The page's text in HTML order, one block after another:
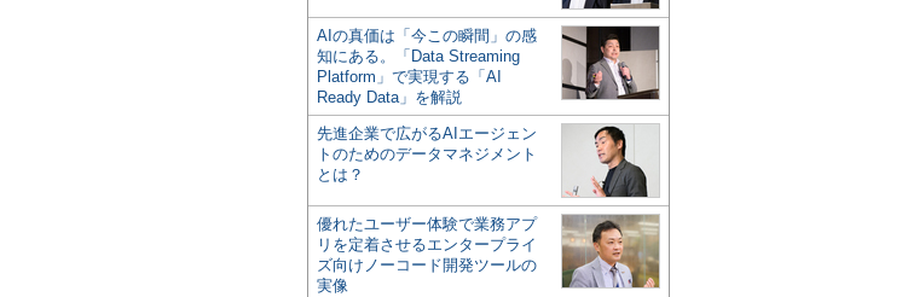
AIの真価は「今この瞬間」の感
知にある。「Data Streaming
Platform」で実現する「AI
Ready Data」を解説
先進企業で広がるAIエージェン
トのためのデータマネジメント
とは？
優れたユーザー体験で業務アプ
リを定着させるエンタープライ
ズ向けノーコード開発ツールの
実像